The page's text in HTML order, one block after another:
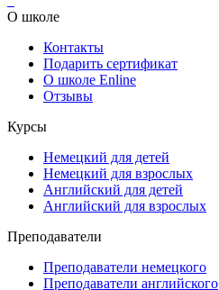
О школе
Контакты
Подарить сертификат
О школе Enline
Отзывы
Курсы
Немецкий для детей
Немецкий для взрослых
Английский для детей
Английский для взрослых
Преподаватели
Преподаватели немецкого
Преподаватели английского